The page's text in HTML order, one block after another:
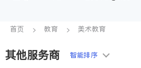
银行贷款
建筑装修
Alhambra & San Gabriel
Diamond Bar & Covina
首页 教育 美术教育
其他服务商 智能排序